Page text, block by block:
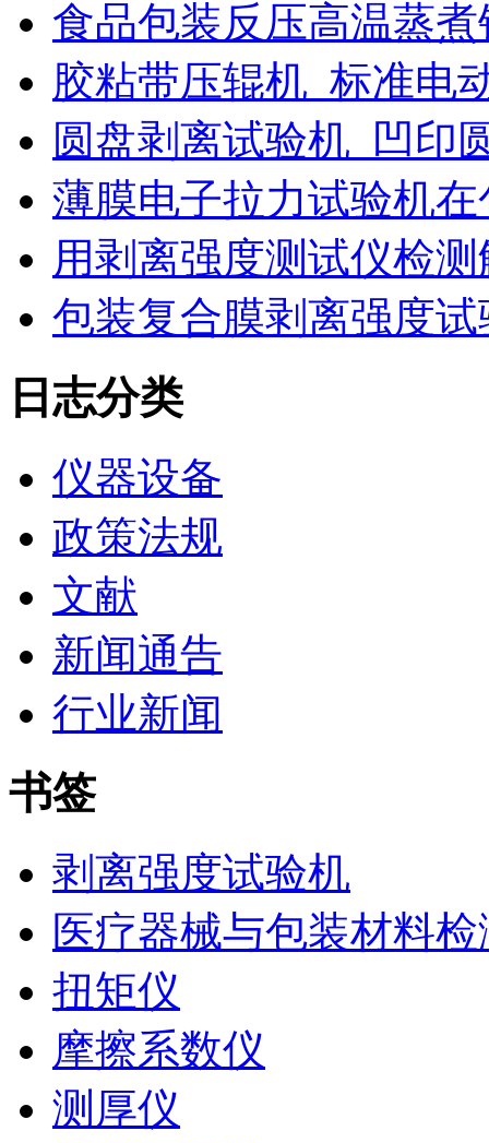
食品包装反压高温蒸
胶粘带压辊机_标准电
圆盘剥离试验机_凹印
薄膜电子拉力试验机
用剥离强度测试仪检
包装复合膜剥离强度
日志分类
仪器设备
政策法规
文献
新闻通告
行业新闻
书签
剥离强度试验机
医疗器械与包装材料检
扭矩仪
摩擦系数仪
测厚仪